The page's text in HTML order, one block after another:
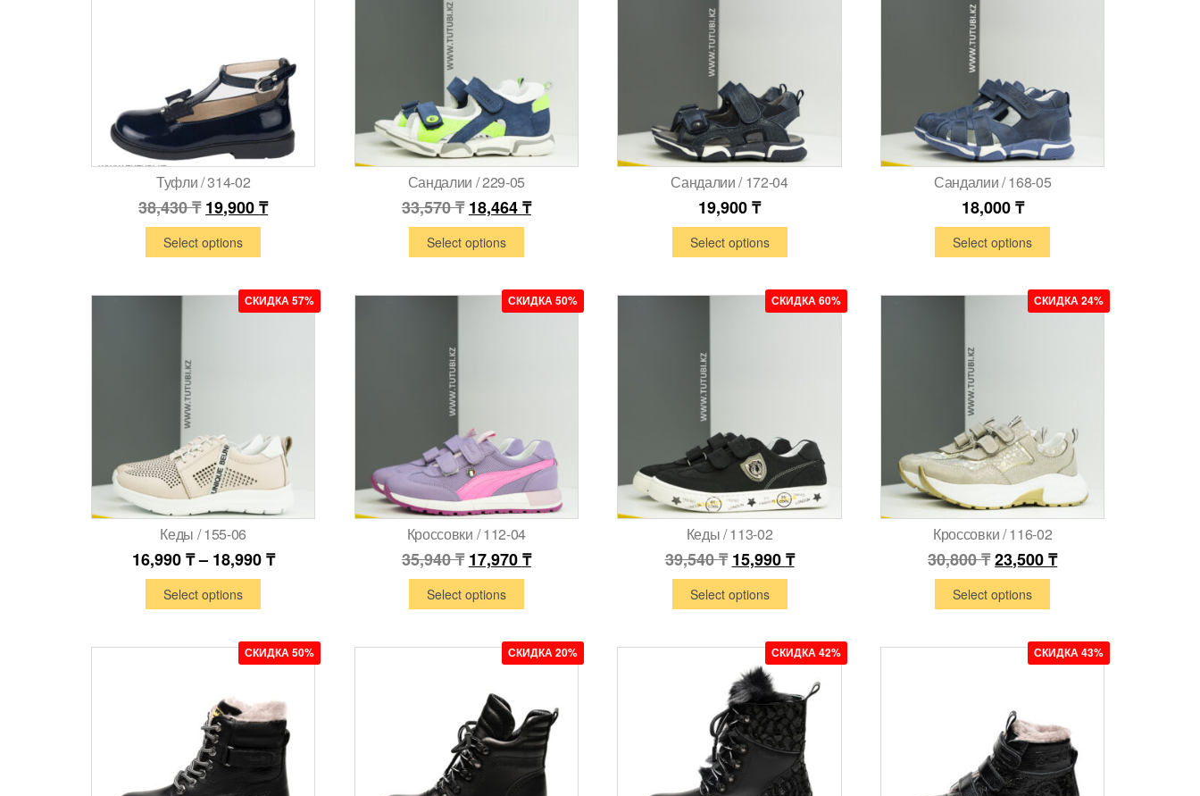
Туфли / 314-02
38,430₸ 19,900₸
Select options
Сандалии / 229-05
33,570₸ 18,464₸
Select options
Сандалии / 172-04
19,900₸
Select options
Сандалии / 168-05
18,000₸
Select options
СКИДКА 57%
Кеды / 155-06
16,990₸– 18,990₸
Select options
СКИДКА 50%
Кроссовки / 112-04
35,940₸ 17,970₸
Select options
СКИДКА 60%
Кеды / 113-02
39,540₸ 15,990₸
Select options
СКИДКА 24%
Кроссовки / 116-02
30,800₸23,500₸
Select options
СКИДКА 50% СКИДКА 20% СКИДКА 42% СКИДКА 43%